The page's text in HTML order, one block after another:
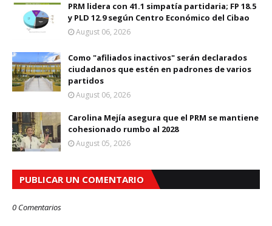
PRM lidera con 41.1 simpatía partidaria; FP 18.5
y PLD 12.9 según Centro Económico del Cibao
August 06, 2026
Como "afiliados inactivos" serán declarados
ciudadanos que estén en padrones de varios
partidos
August 06, 2026
Carolina Mejía asegura que el PRM se mantiene
cohesionado rumbo al 2028
August 05, 2026
PUBLICAR UN COMENTARIO
0 Comentarios